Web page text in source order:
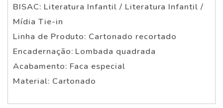
BISAC: Literatura Infantil / Literatura Infantil /
Mídia Tie-in
Linha de Produto: Cartonado recortado
Encadernação: Lombada quadrada
Acabamento: Faca especial
Material: Cartonado